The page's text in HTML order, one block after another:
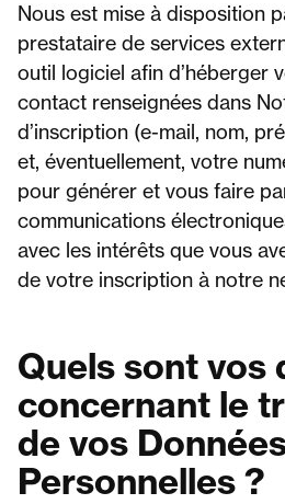
Nous est mise à disposition
prestataire de services
outil logiciel afin d’héberger
contact renseignées dans
d’inscription (e-mail, nom,
et, éventuellement, votre
pour générer et vous faire
communications
avec les intérêts que vous
de votre inscription à notre
Quels sont vos
concernant le
de vos
Personnelles ?